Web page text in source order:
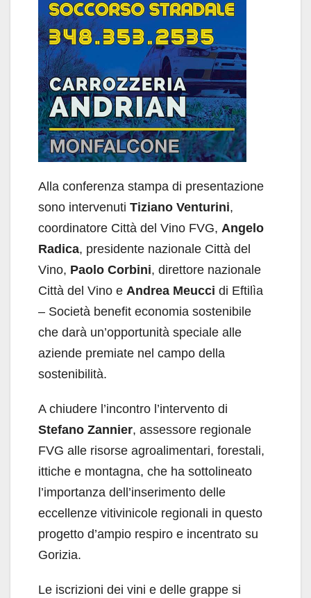
Alla conferenza stampa di presentazione
sono intervenuti Tiziano Venturini,
coordinatore Città del Vino FVG, Angelo
Radica, presidente nazionale Città del
Vino, Paolo Corbini, direttore nazionale
Città del Vino e Andrea Meucci di Eftilìa
– Società benefit economia sostenibile
che darà un’opportunità speciale alle
aziende premiate nel campo della
sostenibilità.
A chiudere l’incontro l’intervento di
Stefano Zannier, assessore regionale
FVG alle risorse agroalimentari, forestali,
ittiche e montagna, che ha sottolineato
l’importanza dell’inserimento delle
eccellenze vitivinicole regionali in questo
progetto d’ampio respiro e incentrato su
Gorizia.
Le iscrizioni dei vini e delle grappe si